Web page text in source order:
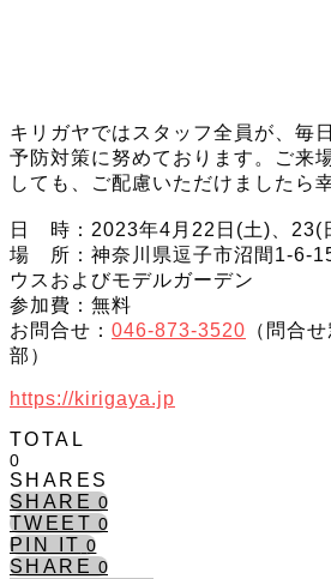
キリガヤではスタッフ全員が、毎
予防対策に努めております。ご来
しても、ご配慮いただけましたら
日 時：2023年4月22日(土)、
場 所：神奈川県逗子市沼間1-6-
ウスおよびモデルガーデン
参加費：無料
お問合せ： 046-873-3520 （問合
部）
https://kirigaya.jp
TOTAL
0
SHARES
SHARE 0
TWEET 0
PIN IT 0
SHARE 0